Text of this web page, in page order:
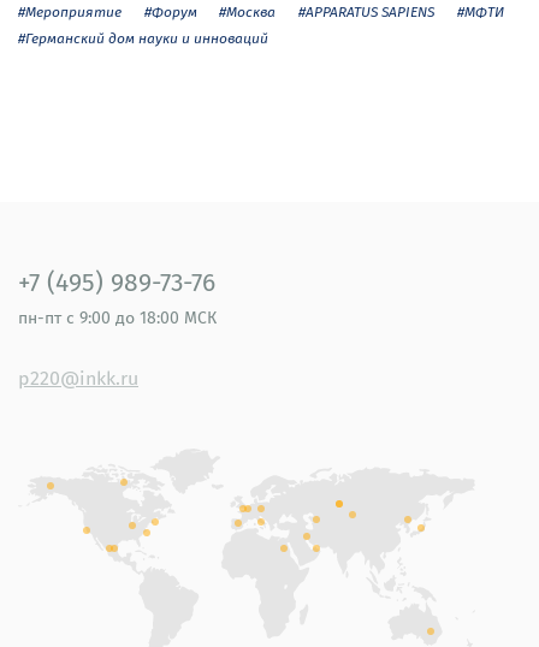
#Мероприятие #Форум #Москва #APPARATUS SAPIENS
#МФТИ
#Германский дом науки и инноваций
+7 (495) 989-73-76
пн-пт с 9:00 до 18:00 МСК
p220@inkk.ru